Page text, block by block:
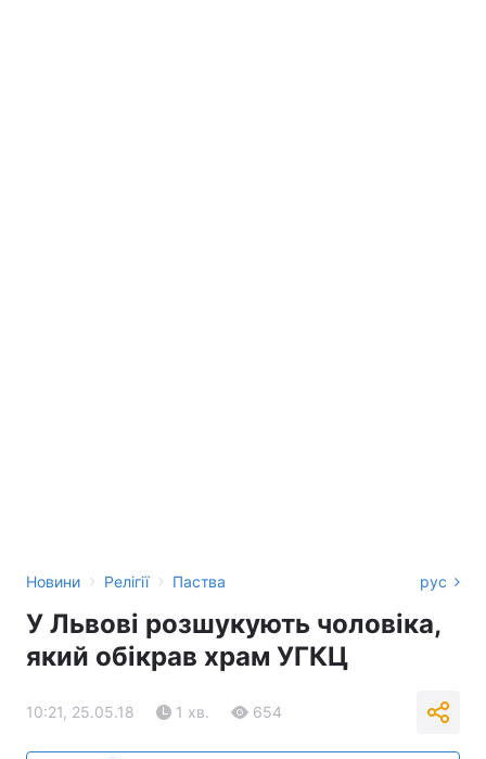
Новини › Релігії › Паства рус
У Львові розшукують чоловіка,
який обікрав храм УГКЦ
10:21, 25.05.18 1 хв. 654